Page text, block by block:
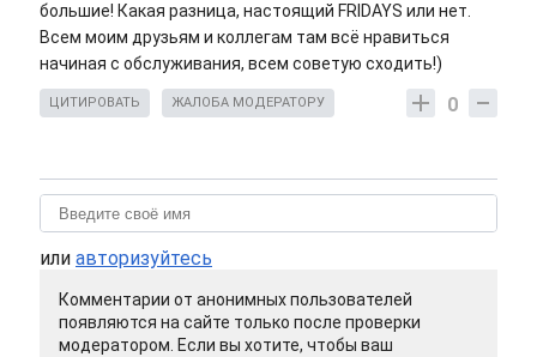
большие! Какая разница, настоящий FRIDAYS или нет.
Всем моим друзьям и коллегам там всё нравиться
начиная с обслуживания, всем советую сходить!)
0
ЦИТИРОВАТЬ ЖАЛОБА МОДЕРАТОРУ
или авторизуйтесь
Комментарии от анонимных пользователей
появляются на сайте только после проверки
модератором. Если вы хотите, чтобы ваш